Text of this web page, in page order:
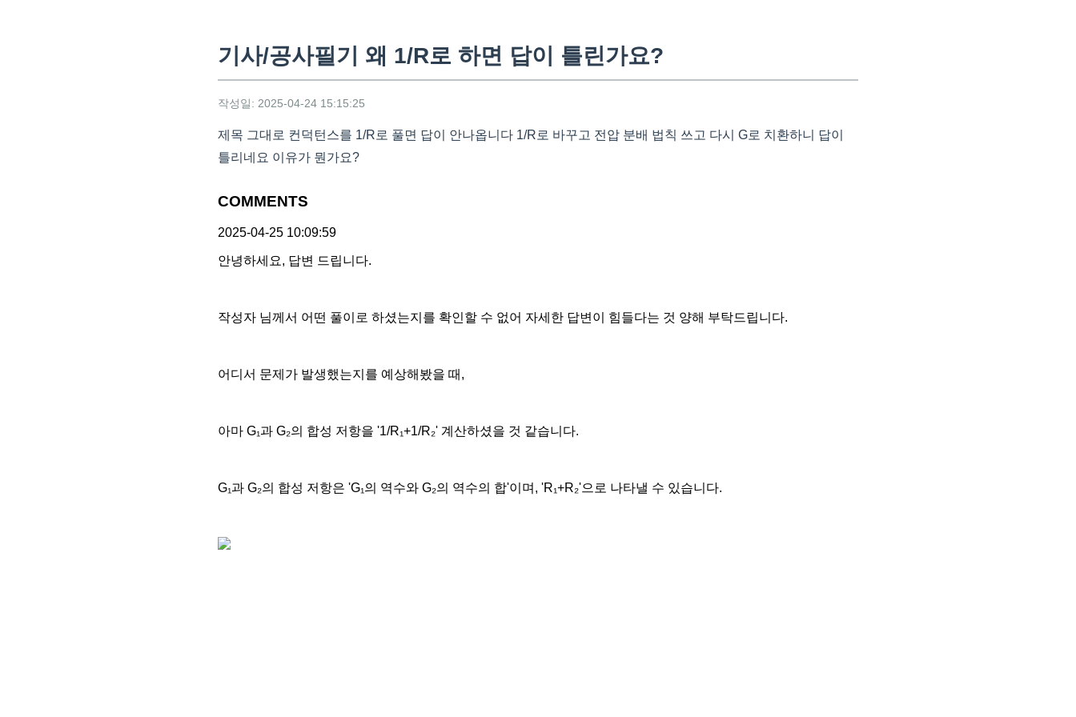
기사/공사필기 왜 1/R로 하면 답이 틀린가요?
작성일: 2025-04-24 15:15:25
제목 그대로 컨덕턴스를 1/R로 풀면 답이 안나옵니다 1/R로 바꾸고 전압 분배 법칙 쓰고 다시 G로 치환하니 답이
틀리네요 이유가 뭔가요?
COMMENTS
2025-04-25 10:09:59
안녕하세요, 답변 드립니다.
작성자 님께서 어떤 풀이로 하셨는지를 확인할 수 없어 자세한 답변이 힘들다는 것 양해 부탁드립니다.
어디서 문제가 발생했는지를 예상해봤을 때,
아마 G₁과 G₂의 합성 저항을 '1/R₁+1/R₂' 계산하셨을 것 같습니다.
G₁과 G₂의 합성 저항은 'G₁의 역수와 G₂의 역수의 합'이며, 'R₁+R₂'으로 나타낼 수 있습니다.